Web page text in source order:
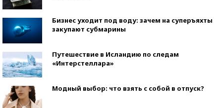
Бизнес уходит под воду: зачем на суперъяхты
закупают субмарины
Путешествие в Исландию по следам
«Интерстеллара»
Модный выбор: что взять с собой в отпуск?